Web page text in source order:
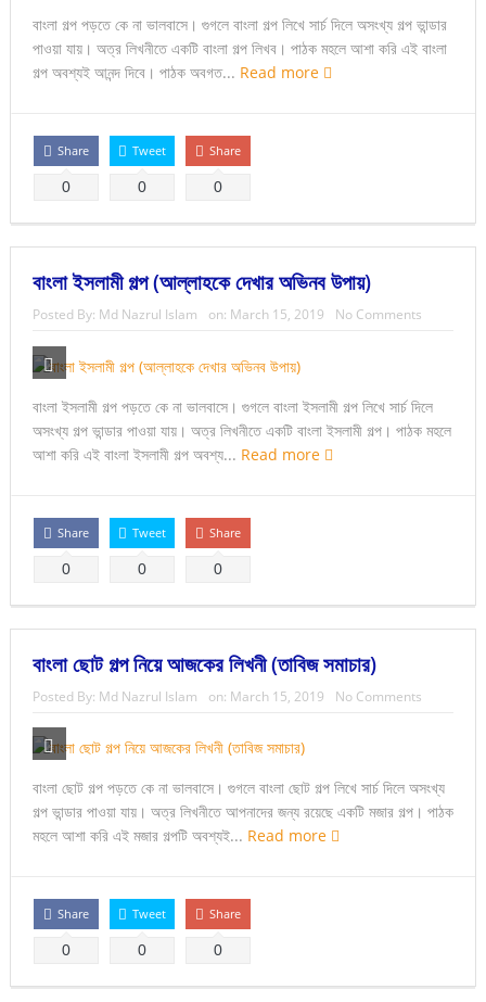
বাংলা গল্প পড়তে কে না ভালবাসে। গুগলে বাংলা গল্প লিখে সার্চ দিলে অসংখ্য গল্প ভান্ডার
পাওয়া যায়। অত্র লিখনীতে একটি বাংলা গল্প লিখব। পাঠক মহলে আশা করি এই বাংলা
গল্প অবশ্যই আনন্দ দিবে। পাঠক অবগত... Read more
Share
0
Tweet
0
Share
0
বাংলা ইসলামী গল্প (আল্লাহকে দেখার অভিনব উপায়)
Posted By: Md Nazrul Islam on: March 15, 2019 No Comments
বাংলা ইসলামী গল্প পড়তে কে না ভালবাসে। গুগলে বাংলা ইসলামী গল্প লিখে সার্চ দিলে
অসংখ্য গল্প ভান্ডার পাওয়া যায়। অত্র লিখনীতে একটি বাংলা ইসলামী গল্প। পাঠক মহলে
আশা করি এই বাংলা ইসলামী গল্প অবশ্য... Read more
Share
0
Tweet
0
Share
0
বাংলা ছোট গল্প নিয়ে আজকের লিখনী (তাবিজ সমাচার)
Posted By: Md Nazrul Islam on: March 15, 2019 No Comments
বাংলা ছোট গল্প পড়তে কে না ভালবাসে। গুগলে বাংলা ছোট গল্প লিখে সার্চ দিলে অসংখ্য
গল্প ভান্ডার পাওয়া যায়। অত্র লিখনীতে আপনাদের জন্য রয়েছে একটি মজার গল্প। পাঠক
মহলে আশা করি এই মজার গল্পটি অবশ্যই... Read more
Share
0
Tweet
0
Share
0